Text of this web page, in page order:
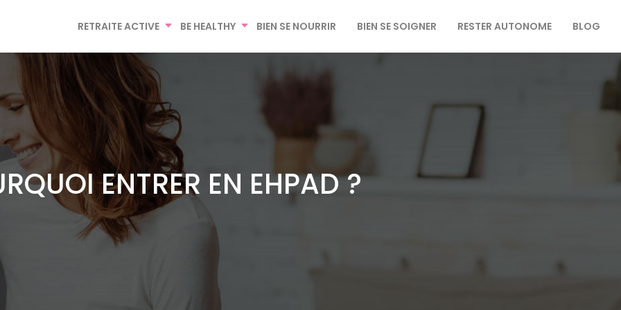
RETRAITE ACTIVE BE HEALTHY BIEN SE NOURRIR BIEN SE SOIGNER RESTER AUTONOME BLOG
ENTRER EN EHPAD ?